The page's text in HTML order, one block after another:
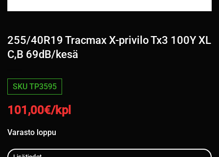
255/40R19 Tracmax X-privilo Tx3 100Y XL
C,B 69dB/kesä
SKU TP3595
101,00€/kpl
Varasto loppu